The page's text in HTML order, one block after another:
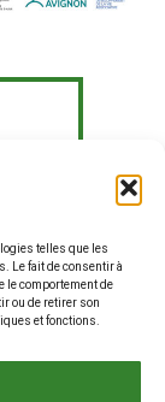
telles que les
Le fait de consentir à
le comportement de
ou de retirer son
et fonctions.
le
fait